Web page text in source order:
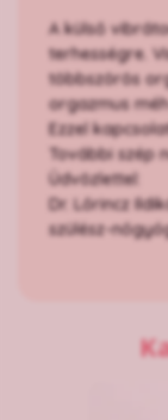
A külső
terhességre.
többszörös
orgazmus
Ezzel
További szép
Üdvözlettel:
Dr. Lőrincz
szülész-